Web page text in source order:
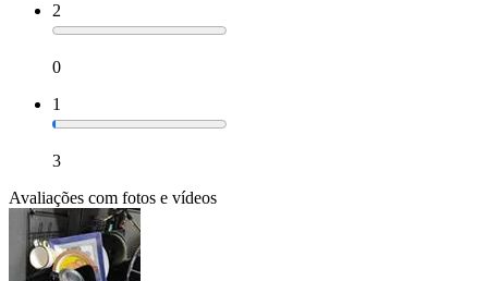
2
0
1
3
Avaliações com fotos e vídeos